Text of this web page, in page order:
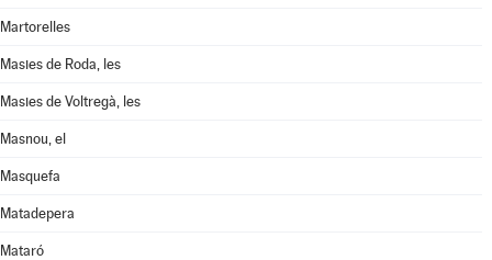
Martorelles
Masies de Roda, les
Masies de Voltregà, les
Masnou, el
Masquefa
Matadepera
Mataró